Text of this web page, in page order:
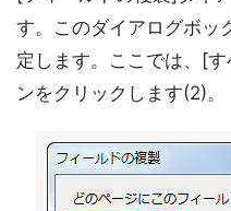
す。このダイアログボッ
定します。ここでは、[
ンをクリックします(2)。